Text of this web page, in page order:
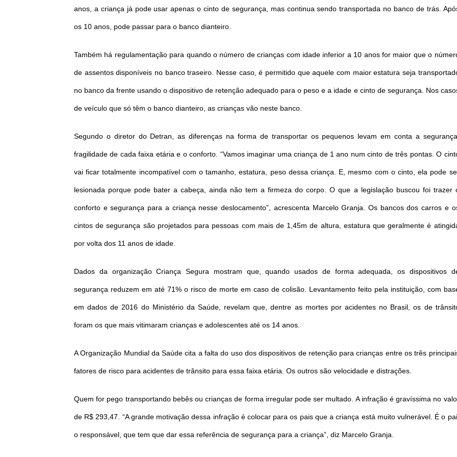
anos, a criança já pode usar apenas o cinto de segurança, mas continua sendo transportada no banco de trás.
os 10 anos, pode passar para o banco dianteiro.
Também há regulamentação para quando o número de crianças com idade inferior a 10 anos for maior que o
de assentos disponíveis no banco traseiro. Nesse caso, é permitido que aquele com maior estatura seja
no banco da frente usando o dispositivo de retenção adequado para o peso e a idade e cinto de segurança. Nos
de veículo que só têm o banco dianteiro, as crianças vão neste banco.
Segundo o diretor do Detran, as diferenças na forma de transportar os pequenos levam em conta a
fragilidade de cada faixa etária e o conforto. “Vamos imaginar uma criança de 1 ano num cinto de três pontas. O
vai ficar totalmente incompatível com o tamanho, estatura, peso dessa criança. E, mesmo com o cinto, ela pode
lesionada porque pode bater a cabeça, ainda não tem a firmeza do corpo. O que a legislação buscou foi trazer
conforto e segurança para a criança nesse deslocamento”, acrescenta Marcelo Granja. Os bancos dos carros e
cintos de segurança são projetados para pessoas com mais de 1,45m de altura, estatura que geralmente é
por volta dos 11 anos de idade.
Dados da organização Criança Segura mostram que, quando usados de forma adequada, os dispositivos
segurança reduzem em até 71% o risco de morte em caso de colisão. Levantamento feito pela instituição, com
em dados de 2016 do Ministério da Saúde, revelam que, dentre as mortes por acidentes no Brasil, os de
foram os que mais vitimaram crianças e adolescentes até os 14 anos.
A Organização Mundial da Saúde cita a falta do uso dos dispositivos de retenção para crianças entre os três
fatores de risco para acidentes de trânsito para essa faixa etária. Os outros são velocidade e distrações.
Quem for pego transportando bebês ou crianças de forma irregular pode ser multado. A infração é gravíssima no
de R$ 293,47. “A grande motivação dessa infração é colocar para os pais que a criança está muito vulnerável. É o
o responsável, que tem que dar essa referência de segurança para a criança”, diz Marcelo Granja.